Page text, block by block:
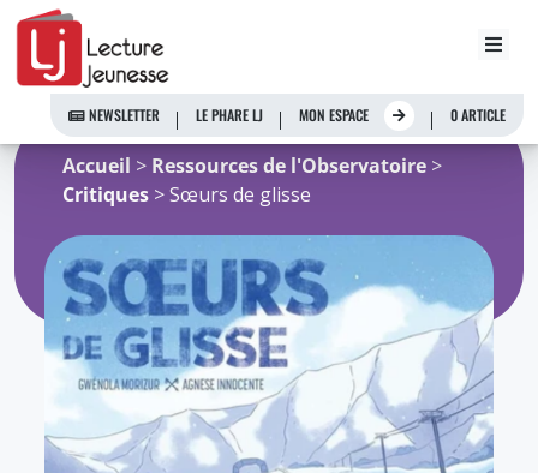
Aller
contenu
NEWSLETTER LE PHARE LJ MON ESPACE 0 ARTICLE
Accueil > Ressources de l'Observatoire >
Critiques > Sœurs de glisse